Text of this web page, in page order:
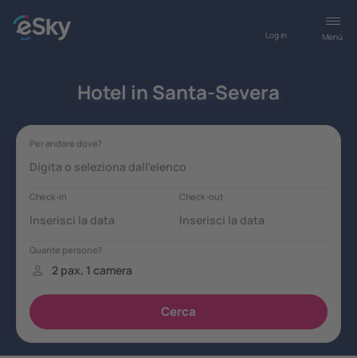
Menù
Log in
Hotel in Santa-Severa